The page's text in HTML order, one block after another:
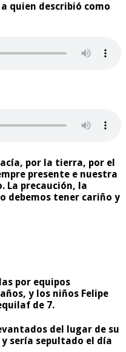
quien describió como
por la tierra, por el
presente e nuestra
La precaución, la
debemos tener cariño y
por equipos
y los niños Felipe
de 7.
del lugar de su
sería sepultado el día